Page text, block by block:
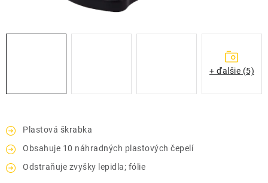
Plastová škrabka
Obsahuje 10 náhradných plastových čepelí
Odstraňuje zvyšky lepidla; fólie
+ ďalšie (5)